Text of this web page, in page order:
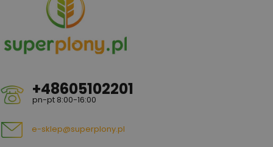
+48605102201
pn-pt 8:00-16:00
e-sklep@superplony.pl